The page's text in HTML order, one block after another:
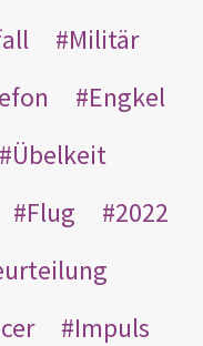
Militär
Engkel
Übelkeit
Flug
2022
Impuls